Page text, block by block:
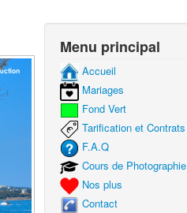
Menu principal
Accueil
Mariages
Fond Vert
Tarification et Contrats
F.A.Q
Cours de Photographie
Nos plus
Contact